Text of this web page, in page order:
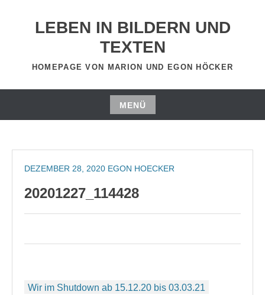
LEBEN IN BILDERN UND
TEXTEN
HOMEPAGE VON MARION UND EGON HÖCKER
MENÜ
Zum
springen
DEZEMBER 28, 2020 EGON HOECKER
20201227_114428
Beitragsnavigation
Wir im Shutdown ab 15.12.20 bis 03.03.21